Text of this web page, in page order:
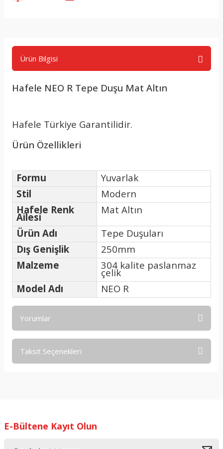
Ürün Bilgisi
Hafele NEO R Tepe Duşu Mat Altın
Hafele Türkiye Garantilidir.
Ürün Özellikleri
Formu
Yuvarlak
Stil
Modern
Hafele Renk
Ailesi
Mat Altın
Ürün Adı
Tepe Duşuları
Dış Genişlik
250mm
Malzeme
304 kalite paslanmaz
çelik
Model Adı
NEO R
Yorumlar
Taksit Seçenekleri
E-Bültene Kayıt Olun